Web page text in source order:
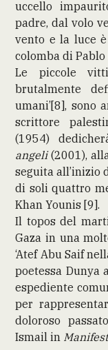
uccello
padre, dal volo
vento e la luce è
colomba di Pablo
Le piccole
brutalmente
umani’[8], sono
scrittore
(1954)
angeli(2001),
seguita all’inizio
di soli quattro
Khan Younis [9].
Il topos del
Gaza in una
‘Atef Abu Saif
poetessa Dunya
espediente
per
doloroso
Ismail in